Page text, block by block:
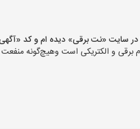
برقی» دیده ام و کد «آگهی-11» را اعلام
و الکتریکی است وهیچ‌گونه منفعت